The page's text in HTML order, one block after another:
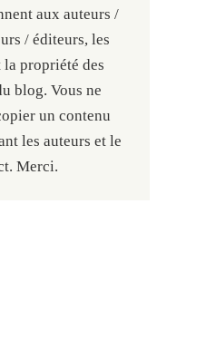
aux auteurs /
/ éditeurs, les
la propriété des
blog. Vous ne
un contenu
les auteurs et le
Merci.